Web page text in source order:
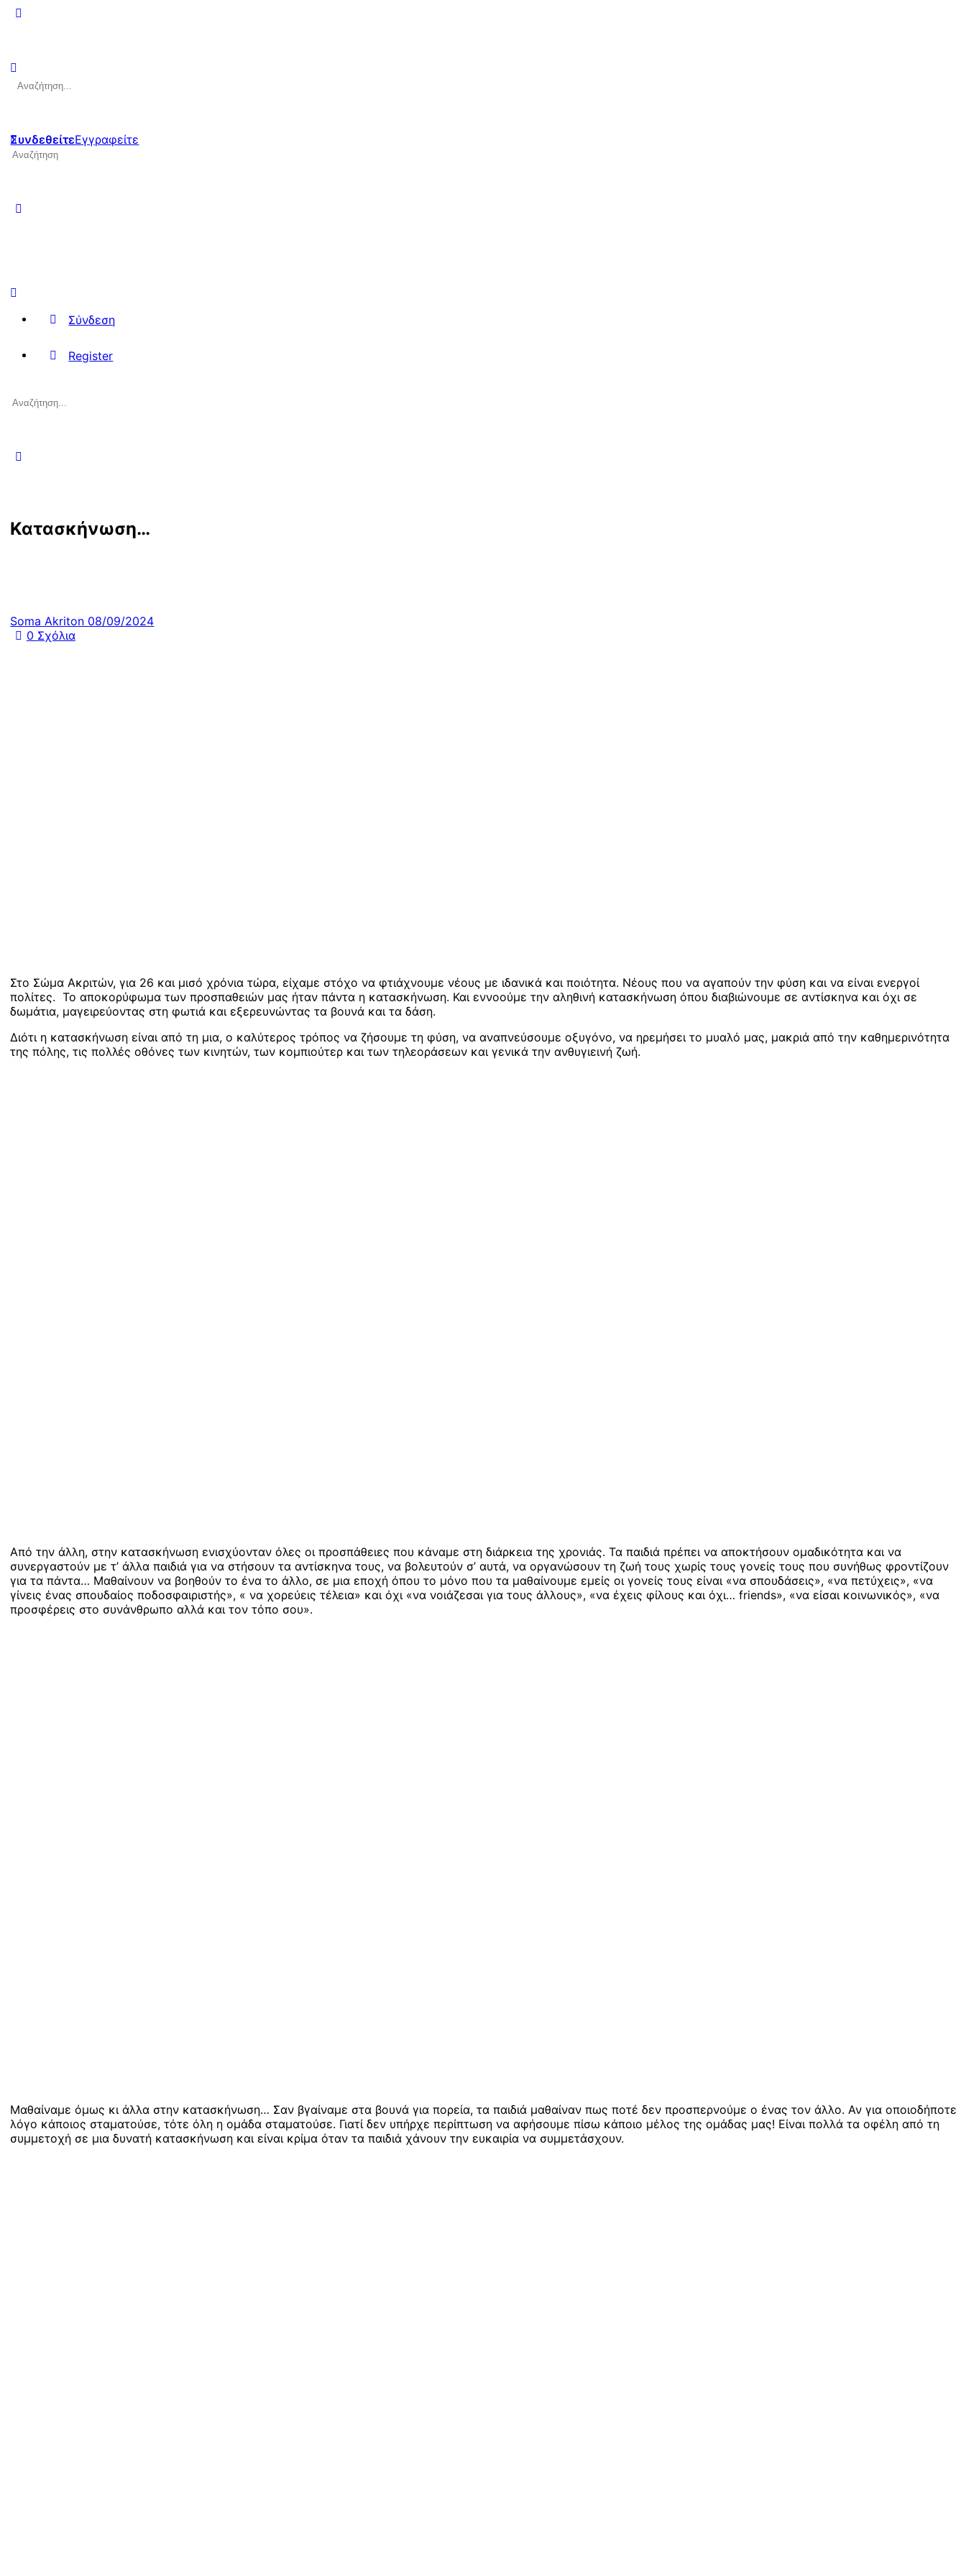
Αναζήτηση
ΣυνδεθείτεΕγγραφείτε
Αναζήτηση
Σύνδεση
Register
Αναζήτηση
Κατασκήνωση…
Soma Akriton 08/09/2024
0 Σχόλια
Στο Σώμα Ακριτών, για 26 και μισό χρόνια τώρα, είχαμε στόχο να φτιάχνουμε νέους με ιδανικά και ποιότητα. Νέους που να αγαπούν την φύση και να είναι ενεργοί
πολίτες. Το αποκορύφωμα των προσπαθειών μας ήταν πάντα η κατασκήνωση. Και εννοούμε την αληθινή κατασκήνωση όπου διαβιώνουμε σε αντίσκηνα και όχι σε
δωμάτια, μαγειρεύοντας στη φωτιά και εξερευνώντας τα βουνά και τα δάση.
Διότι η κατασκήνωση είναι από τη μια, ο καλύτερος τρόπος να ζήσουμε τη φύση, να αναπνεύσουμε οξυγόνο, να ηρεμήσει το μυαλό μας, μακριά από την καθημερινότητα
της πόλης, τις πολλές οθόνες των κινητών, των κομπιούτερ και των τηλεοράσεων και γενικά την ανθυγιεινή ζωή.
Από την άλλη, στην κατασκήνωση ενισχύονταν όλες οι προσπάθειες που κάναμε στη διάρκεια της χρονιάς. Τα παιδιά πρέπει να αποκτήσουν ομαδικότητα και να
συνεργαστούν με τ’ άλλα παιδιά για να στήσουν τα αντίσκηνα τους, να βολευτούν σ’ αυτά, να οργανώσουν τη ζωή τους χωρίς τους γονείς τους που συνήθως φροντίζουν
για τα πάντα… Μαθαίνουν να βοηθούν το ένα το άλλο, σε μια εποχή όπου το μόνο που τα μαθαίνουμε εμείς οι γονείς τους είναι «να σπουδάσεις», «να πετύχεις», «να
γίνεις ένας σπουδαίος ποδοσφαιριστής», « να χορεύεις τέλεια» και όχι «να νοιάζεσαι για τους άλλους», «να έχεις φίλους και όχι… friends», «να είσαι κοινωνικός», «να
προσφέρεις στο συνάνθρωπο αλλά και τον τόπο σου».
Μαθαίναμε όμως κι άλλα στην κατασκήνωση… Σαν βγαίναμε στα βουνά για πορεία, τα παιδιά μαθαίναν πως ποτέ δεν προσπερνούμε ο ένας τον άλλο. Αν για οποιοδήποτε
λόγο κάποιος σταματούσε, τότε όλη η ομάδα σταματούσε. Γιατί δεν υπήρχε περίπτωση να αφήσουμε πίσω κάποιο μέλος της ομάδας μας! Είναι πολλά τα οφέλη από τη
συμμετοχή σε μια δυνατή κατασκήνωση και είναι κρίμα όταν τα παιδιά χάνουν την ευκαιρία να συμμετάσχουν.